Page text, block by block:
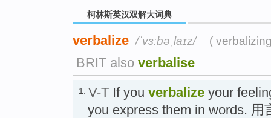
柯林斯英汉双解大词典
verbalize /ˈvɜːbəˌlaɪz/ (
BRIT also verbalise
1. V-T If you verbalize your
you express them in words.